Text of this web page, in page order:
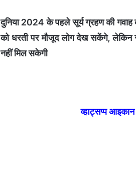
दुनिया 2024 के पहले सूर्य ग्रहण की गवाह
को धरती पर मौजूद लोग देख सकेंगे,
नहीं मिल सकेगी
व्हाट्सप्प